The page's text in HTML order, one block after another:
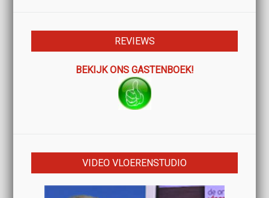
REVIEWS
BEKIJK ONS GASTENBOEK!
VIDEO VLOERENSTUDIO